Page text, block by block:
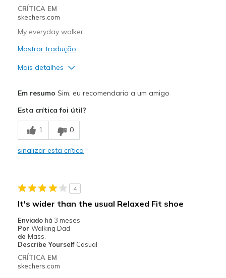
CRÍTICA EM
skechers.com
My everyday walker
Mostrar tradução
Mais detalhes
Comfortable
Durable
Casual Wear
Width
Sizing
Feels true to size
View On Shoes
Em resumo Sim, eu recomendaria a um amigo
Esta crítica foi útil?
1 0
sinalizar esta crítica
4
It's wider than the usual Relaxed Fit shoe
Enviado há 3 meses
Por Walking Dad
de Mass.
Describe Yourself Casual
CRÍTICA EM
skechers.com